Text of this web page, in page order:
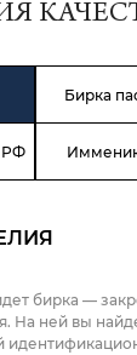
Бирка
РФ
бирка —
На ней вы